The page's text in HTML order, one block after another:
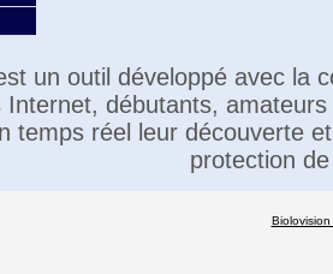
un outil développé avec la
Internet, débutants,
temps réel leur découverte
protection
Biolovision